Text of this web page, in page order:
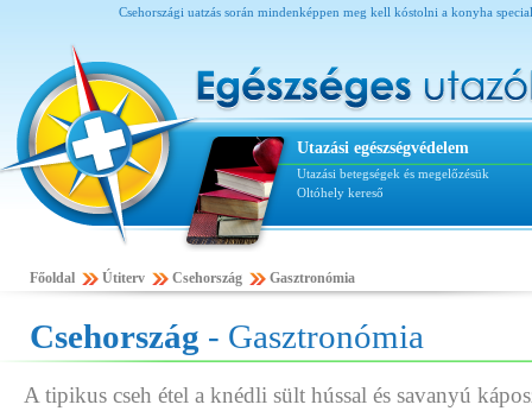
Csehországi uatzás során mindenképpen meg kell kóstolni a konyha
Utazási egészségvédelem
Utazási betegségek és megelőzésük
Oltóhely kereső
Főoldal Útiterv Csehország Gasztronómia
Csehország - Gasztronómia
A tipikus cseh étel a knédli sült hússal és savanyú